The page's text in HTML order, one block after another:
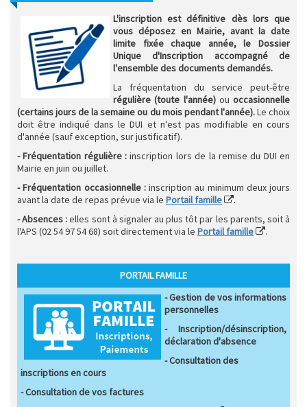
L'inscription est définitive dès lors que
vous déposez en Mairie, avant la date
limite fixée chaque année, le Dossier
Unique d'Inscription accompagné de
l'ensemble des documents demandés.
La fréquentation du service peut-être
régulière (toute l'année)ou occasionnelle
(certains jours de la semaine ou du mois pendant l'année).Le choix
doit être indiqué dans le DUI et n'est pas modifiable en cours
d'année (sauf exception, sur justificatif).
- Fréquentation régulière : inscription lors de la remise du DUI en
Mairie en juin ou juillet.
- Fréquentation occasionnelle :inscription au minimum deux jours
avant la date de repas prévue via le Portail famille
.
- Absences :elles sont à signaler au plus tôt par les parents, soit à
l'APS (02 54 97 54 68) soit directement via le Portail famille .
PORTAIL FAMILLE
- Gestion de vos informations
personnelles
- Inscription/désinscription,
déclaration d'absence
- Consultation des
inscriptions en cours
- Consultation de vos factures